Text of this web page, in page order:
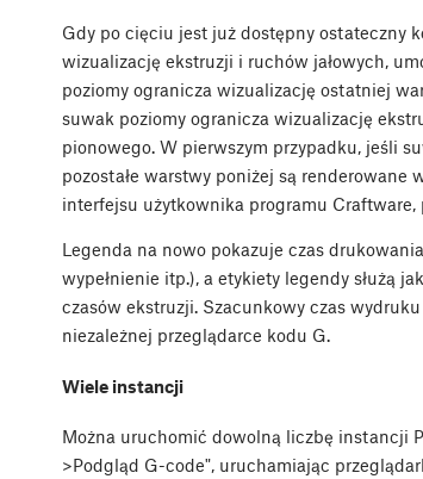
Gdy po cięciu jest już dostępny ostateczny
wizualizację ekstruzji i ruchów jałowych,
poziomy ogranicza wizualizację ostatniej
suwak poziomy ogranicza wizualizację
pionowego. W pierwszym przypadku, jeśli
pozostałe warstwy poniżej są renderowane
interfejsu użytkownika programu
Legenda na nowo pokazuje czas
wypełnienie itp.), a etykiety legendy służą
czasów ekstruzji. Szacunkowy czas
niezależnej przeglądarce kodu G.
Wiele instancji
Można uruchomić dowolną liczbę instancji
>Podgląd G-code", uruchamiając